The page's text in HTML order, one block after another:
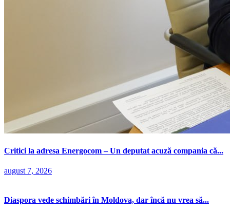
Critici la adresa Energocom – Un deputat acuză compania că...
august 7, 2026
Diaspora vede schimbări în Moldova, dar încă nu vrea să...